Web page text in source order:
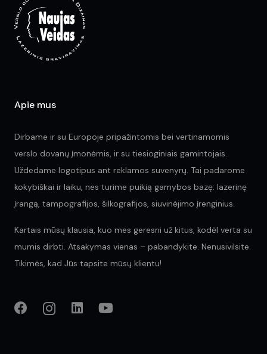
Apie mus
Dirbame ir su Europoje pripažintomis bei vertinamomis
verslo dovanų įmonėmis, ir su tiesioginiais gamintojais.
Uždedame logotipus ant reklamos suvenyrų. Tai padarome
kokybiškai ir laiku, nes turime puikią gamybos bazę: lazerinę
įrangą, tampografijos, šilkografijos, siuvinėjimo įrenginius.
Kartais mūsų klausia, kuo mes geresni už kitus, kodėl verta su
mumis dirbti. Atsakymas vienas – pabandykite. Nenusivilsite.
Tikimės, kad Jūs tapsite mūsų klientu!